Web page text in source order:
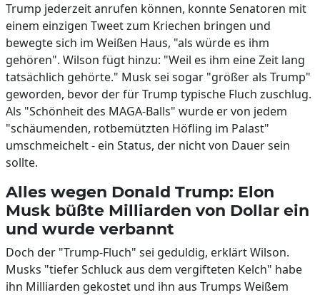
Trump jederzeit anrufen können, konnte Senatoren mit
einem einzigen Tweet zum Kriechen bringen und
bewegte sich im Weißen Haus, "als würde es ihm
gehören". Wilson fügt hinzu: "Weil es ihm eine Zeit lang
tatsächlich gehörte." Musk sei sogar "größer als Trump"
geworden, bevor der für Trump typische Fluch zuschlug.
Als "Schönheit des MAGA-Balls" wurde er von jedem
"schäumenden, rotbemützten Höfling im Palast"
umschmeichelt - ein Status, der nicht von Dauer sein
sollte.
Alles wegen Donald Trump: Elon
Musk büßte Milliarden von Dollar ein
und wurde verbannt
Doch der "Trump-Fluch" sei geduldig, erklärt Wilson.
Musks "tiefer Schluck aus dem vergifteten Kelch" habe
ihn Milliarden gekostet und ihn aus Trumps Weißem